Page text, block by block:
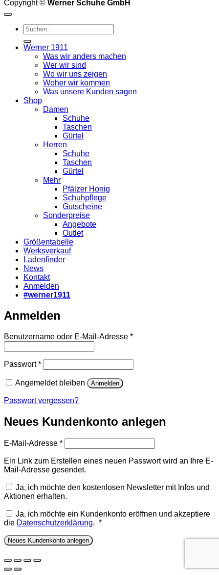
Copyright © Werner Schuhe GmbH
Suche
nach:
Werner 1911
Was wir anders machen
Wer wir sind
Wo wir uns zeigen
Woher wir kommen
Was unsere Kunden sagen
Shop
Damen
Schuhe
Taschen
Gürtel
Herren
Schuhe
Taschen
Gürtel
Mehr
Pfälzer Honig
Schuhpflege
Gutscheine
Sonderpreise
Angebote
Outlet
Größentabelle
Werksverkauf
Ladenfinder
News
Kontakt
Anmelden
#werner1911
Anmelden
Benutzername oder E-Mail-Adresse *Erforderlich
Passwort*Erforderlich
Angemeldet bleiben Anmelden
Passwort vergessen?
Neues Kundenkonto anlegen
E-Mail-Adresse *Erforderlich
Ein Link zum Erstellen eines neuen Passwort wird an Ihre E-
Mail-Adresse gesendet.
Ja, ich möchte den kostenlosen Newsletter mit Infos und
Aktionen erhalten.
Ja, ich möchte ein Kundenkonto eröffnen und akzeptiere
die Datenschutzerklärung. *
Neues Kundenkonto anlegen